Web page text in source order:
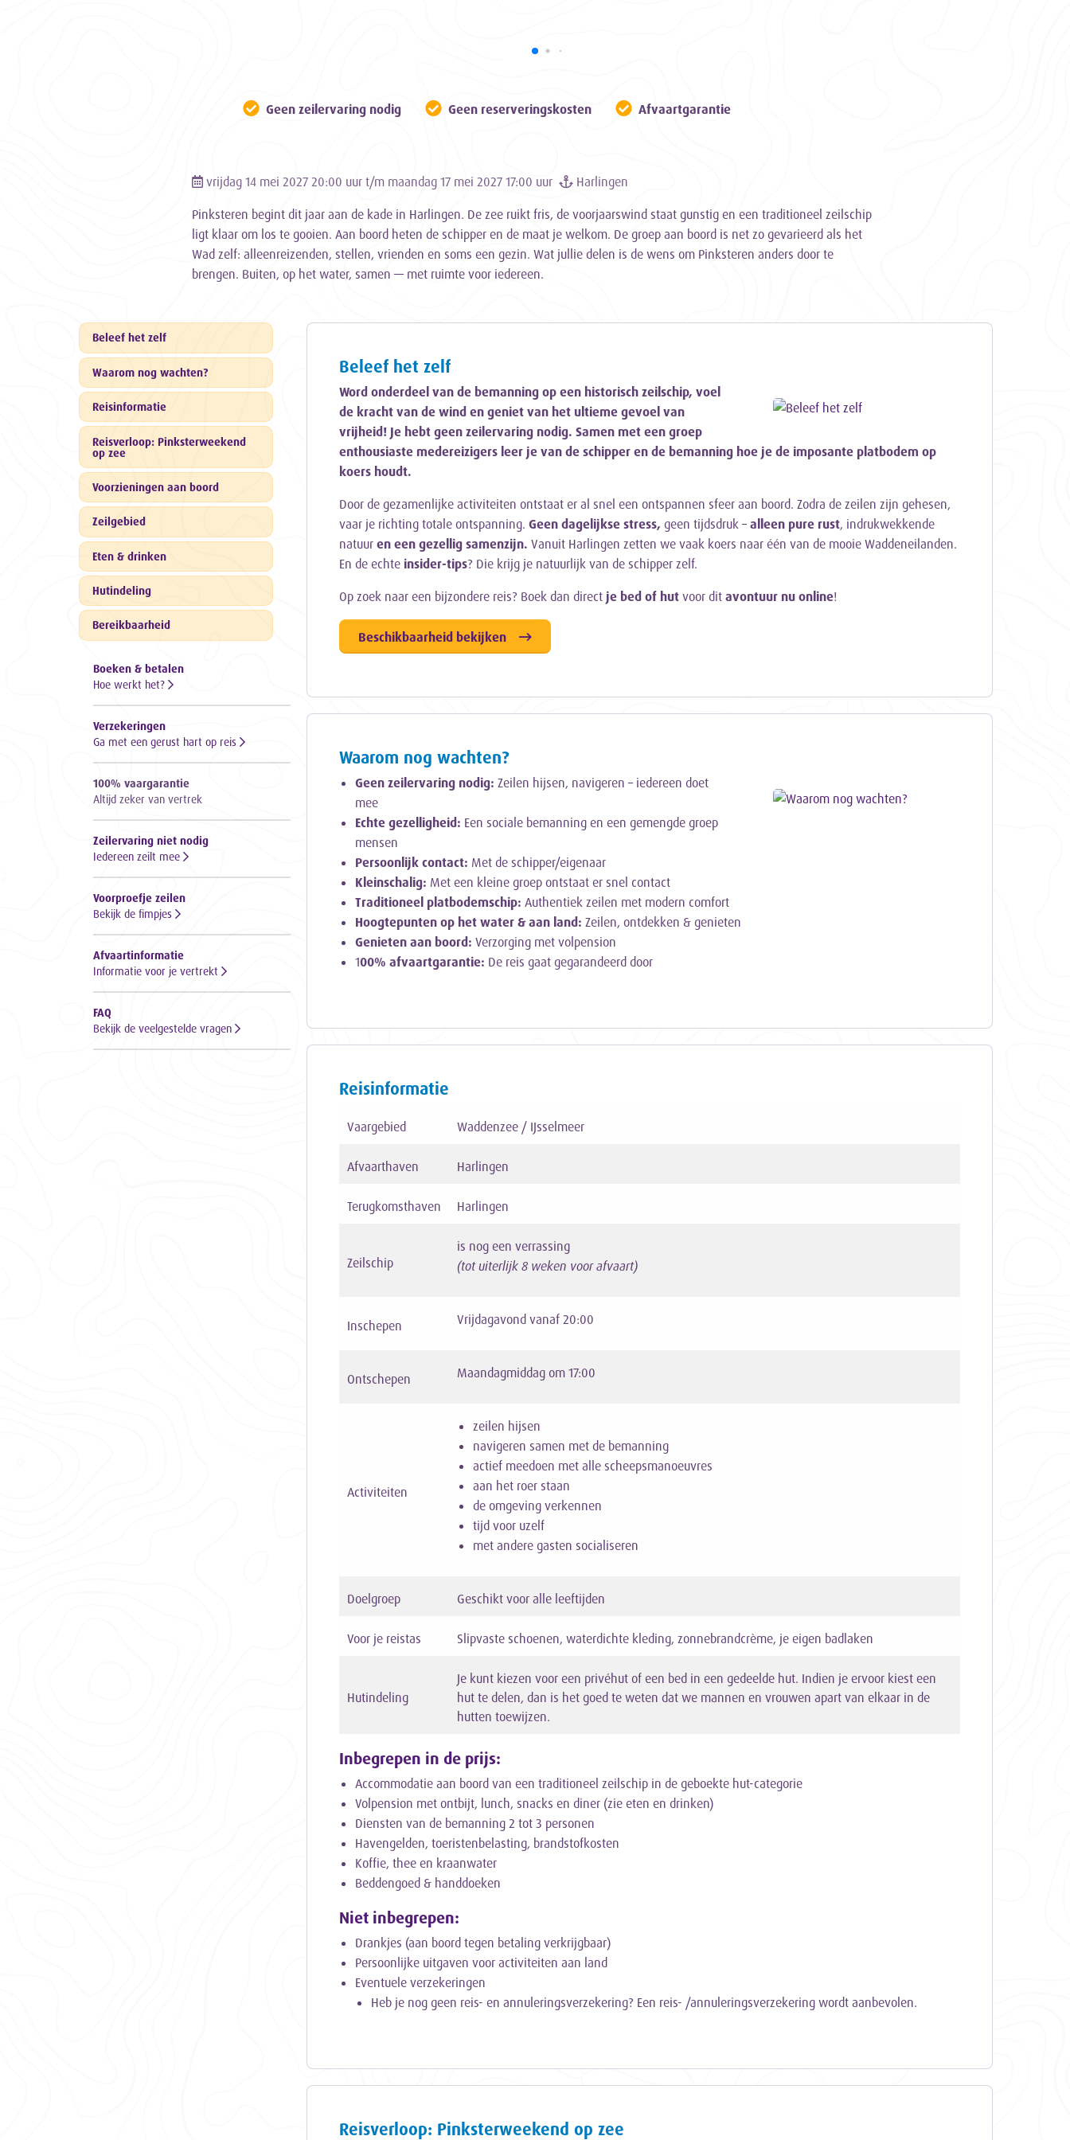
Geen zeilervaring nodig Geen reserveringskosten Afvaartgarantie
vrijdag 14 mei 2027 20:00 uur t/m maandag 17 mei 2027 17:00 uur Harlingen
Pinksteren begint dit jaar aan de kade in Harlingen. De zee ruikt fris, de voorjaarswind staat gunstig en een traditioneel zeilschip
ligt klaar om los te gooien. Aan boord heten de schipper en de maat je welkom. De groep aan boord is net zo gevarieerd als het
Wad zelf: alleenreizenden, stellen, vrienden en soms een gezin. Wat jullie delen is de wens om Pinksteren anders door te
brengen. Buiten, op het water, samen — met ruimte voor iedereen.
Beleef het zelf
Waarom nog wachten?
Reisinformatie
Reisverloop: Pinksterweekend
op zee
Voorzieningen aan boord
Zeilgebied
Eten & drinken
Hutindeling
Bereikbaarheid
Boeken & betalen
Hoe werkt het?
Verzekeringen
Ga met een gerust hart op reis
100% vaargarantie
Altijd zeker van vertrek
Zeilervaring niet nodig
Iedereen zeilt mee
Voorproefje zeilen
Bekijk de fimpjes
Afvaartinformatie
Informatie voor je vertrekt
FAQ
Bekijk de veelgestelde vragen
Beleef het zelf
Word onderdeel van de bemanning op een historisch zeilschip, voel
de kracht van de wind en geniet van het ultieme gevoel van
vrijheid! Je hebt geen zeilervaring nodig. Samen met een groep
enthousiaste medereizigers leer je van de schipper en de bemanning hoe je de imposante platbodem op
koers houdt.
Door de gezamenlijke activiteiten ontstaat er al snel een ontspannen sfeer aan boord. Zodra de zeilen zijn gehesen,
vaar je richting totale ontspanning. Geen dagelijkse stress, geen tijdsdruk – alleen pure rust, indrukwekkende
natuur en een gezellig samenzijn. Vanuit Harlingen zetten we vaak koers naar één van de mooie Waddeneilanden.
En de echte insider-tips? Die krijg je natuurlijk van de schipper zelf.
Op zoek naar een bijzondere reis? Boek dan direct je bed of hut voor ditavontuur nu online!
Beschikbaarheid bekijken
Waarom nog wachten?
Geen zeilervaring nodig: Zeilen hijsen, navigeren – iedereen doet
mee
Echte gezelligheid: Een sociale bemanning en een gemengde groep
mensen
Persoonlijk contact: Met de schipper/eigenaar
Kleinschalig: Met een kleine groep ontstaat er snel contact
Traditioneel platbodemschip: Authentiek zeilen met modern comfort
Hoogtepunten op het water & aan land: Zeilen, ontdekken & genieten
Genieten aan boord: Verzorging met volpension
100% afvaartgarantie: De reis gaat gegarandeerd door
Reisinformatie
Vaargebied Waddenzee / IJsselmeer
Afvaarthaven Harlingen
Terugkomsthaven Harlingen
Zeilschip
is nog een verrassing
(tot uiterlijk 8 weken voor afvaart)
Inschepen Vrijdagavond vanaf 20:00
Ontschepen Maandagmiddag om 17:00
Activiteiten
zeilen hijsen
navigeren samen met de bemanning
actief meedoen met alle scheepsmanoeuvres
aan het roer staan
de omgeving verkennen
tijd voor uzelf
met andere gasten socialiseren
Doelgroep Geschikt voor alle leeftijden
Voor je reistas Slipvaste schoenen, waterdichte kleding, zonnebrandcrème, je eigen badlaken
Hutindeling
Je kunt kiezen voor een privéhut of een bed in een gedeelde hut. Indien je ervoor kiest een
hut te delen, dan is het goed te weten dat we mannen en vrouwen apart van elkaar in de
hutten toewijzen.
Inbegrepen in de prijs:
Accommodatie aan boord van een traditioneel zeilschip in de geboekte hut-categorie
Volpension met ontbijt, lunch, snacks en diner (zie eten en drinken)
Diensten van de bemanning 2 tot 3 personen
Havengelden, toeristenbelasting, brandstofkosten
Koffie, thee en kraanwater
Beddengoed & handdoeken
Niet inbegrepen:
Drankjes (aan boord tegen betaling verkrijgbaar)
Persoonlijke uitgaven voor activiteiten aan land
Eventuele verzekeringen
Heb je nog geen reis- en annuleringsverzekering? Een reis- /annuleringsverzekering wordt aanbevolen.
Reisverloop: Pinksterweekend op zee